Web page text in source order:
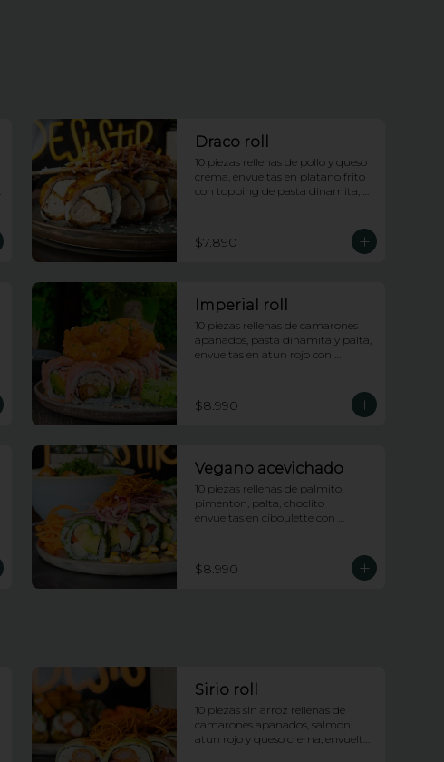
Draco roll
10 piezas rellenas de pollo y queso
crema, envueltas en platano frito
con topping de pasta dinamita,
$7.890
Imperial roll
10 piezas rellenas de camarones
apanados, pasta dinamita y palta,
envueltas en atun rojo con
de ciboulette
$8.990
Vegano acevichado
10 piezas rellenas de palmito,
pimenton, palta, choclito
envueltas en ciboulette con
$8.990
Sirio roll
10 piezas sin arroz rellenas de
camarones apanados, salmon,
atun rojo y queso crema, envueltas